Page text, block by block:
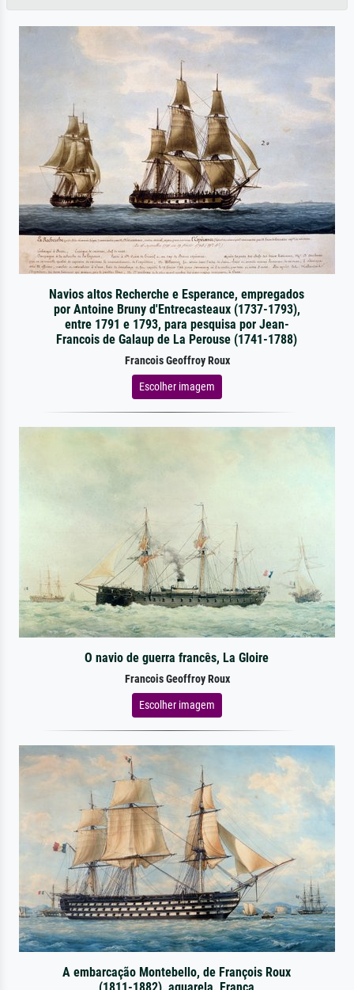
Navios altos Recherche e Esperance, empregados
por Antoine Bruny d'Entrecasteaux (1737-1793),
entre 1791 e 1793, para pesquisa por Jean-
Francois de Galaup de La Perouse (1741-1788)
Francois Geoffroy Roux
Escolher imagem
O navio de guerra francês, La Gloire
Francois Geoffroy Roux
Escolher imagem
A embarcação Montebello, de François Roux